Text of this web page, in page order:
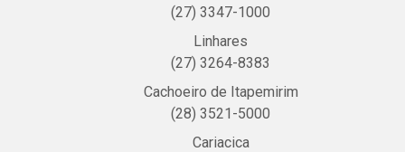
(27) 3347-1000
Linhares
(27) 3264-8383
Cachoeiro de Itapemirim
(28) 3521-5000
Cariacica